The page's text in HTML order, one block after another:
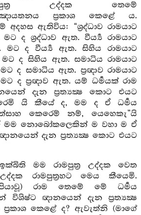
උද්දක තෙමේ
ප්‍රකාශ කෙළේ ය.
ඇතිවිය: “ශ්‍රද්ධාව රාමයාට
ද ශ්‍රද්ධාව ඇත. වීර්‍ය්‍ය රාමයාට
ද වීර්‍ය්‍ය ඇත. සිහිය රාමයාට
ද සිහිය ඇත. සමාධිය රාමයාට
ද සමාධිය ඇත. ප්‍රඥාව රාමයාට
ද ප්‍රඥාව ඇත. යම් ධර්‍මයක් රාම
දැන ප්‍රත්‍යක්‍ෂ කොට එයට
යි කීයේ ද, මම ද ඒ ධර්‍මය
කෙරෙම් නම්, යෙහෙකැ”යි
මම නොබෝකලෙකින් ම වහා ම ඒ
දැන ප්‍රත්‍යක්‍ෂ කොට එයට
මම රාමපුත්‍ර උද්දක වෙත
රාමපුත්‍රහට මෙය කීයෙමි.
රාම තෙමේ මේ ධර්‍මය
ඥානයෙන් දැන ප්‍රත්‍යක්‍ෂ
කෙළේ ද? ඇවැත්නි (මාගේ